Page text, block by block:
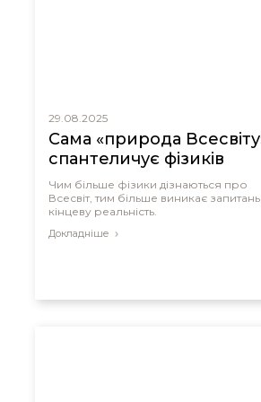
29.08.2025
Сама «природа
спантеличує фізиків
Чим більше фізики дізнаються про
Всесвіт, тим більше виникає
кінцеву реальність.
Докладніше